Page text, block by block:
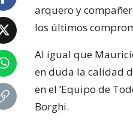
arquero y
los últimos
Al igual que
en duda la calidad
en el ‘Equipo de
Borghi.